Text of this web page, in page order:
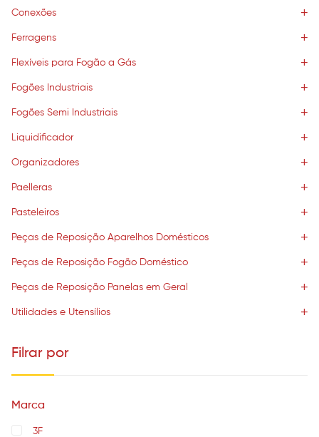
Conexões
Ferragens
Flexíveis para Fogão a Gás
Fogões Industriais
Fogões Semi Industriais
Liquidificador
Organizadores
Paelleras
Pasteleiros
Peças de Reposição Aparelhos Domésticos
Peças de Reposição Fogão Doméstico
Peças de Reposição Panelas em Geral
Utilidades e Utensílios
Filrar por
Marca
3F